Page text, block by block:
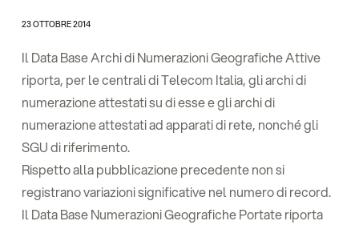
23 OTTOBRE 2014
Il Data Base Archi di Numerazioni Geografiche Attive
riporta, per le centrali di Telecom Italia, gli archi di
numerazione attestati su di esse e gli archi di
numerazione attestati ad apparati di rete, nonché gli
SGU di riferimento.
Rispetto alla pubblicazione precedente non si
registrano variazioni significative nel numero di record.
Il Data Base Numerazioni Geografiche Portate riporta